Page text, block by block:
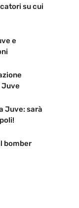
su cui
e
Juve
Juve: sarà
bomber